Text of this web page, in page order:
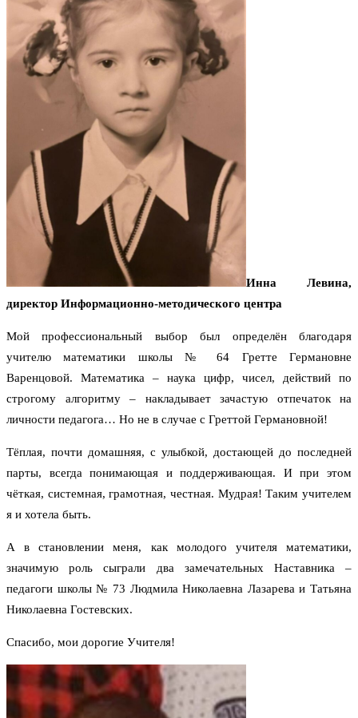
Инна Левина,
директор Информационно-методического центра
Мой профессиональный выбор был определён благодаря
учителю математики школы № 64 Гретте Германовне
Варенцовой. Математика – наука цифр, чисел, действий по
строгому алгоритму – накладывает зачастую отпечаток на
личности педагога… Но не в случае с Греттой Германовной!
Тёплая, почти домашняя, с улыбкой, достающей до последней
парты, всегда понимающая и поддерживающая. И при этом
чёткая, системная, грамотная, честная. Мудрая! Таким учителем
я и хотела быть.
А в становлении меня, как молодого учителя математики,
значимую роль сыграли два замечательных Наставника –
педагоги школы № 73 Людмила Николаевна Лазарева и Татьяна
Николаевна Гостевских.
Спасибо, мои дорогие Учителя!